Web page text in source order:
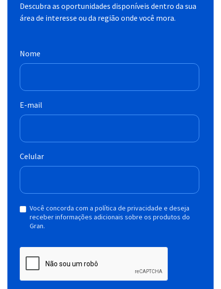
Descubra as oportunidades disponíveis dentro da sua
área de interesse ou da região onde você mora.
Nome
E-mail
Celular
Você concorda com a política de privacidade e deseja
receber informações adicionais sobre os produtos do
Gran.